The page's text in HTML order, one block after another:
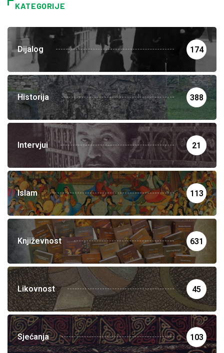
KATEGORIJE
Dijalog 174
Historija 388
Intervjui 21
Islam 113
Književnost 631
Likovnost 45
Sjećanja 103